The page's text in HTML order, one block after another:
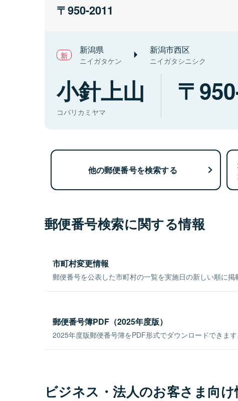
950-2011
新潟県
ニイガタケン
新潟市西区
ニイガタシニシク
小針上山
コバリカミヤマ
他の郵便番号を検索する
郵便番号検索に関する情報
市町村変更情報
郵便番号を公表した市町村の一覧を実施日の新しい順に掲
郵便番号簿PDF（2025年度版）
2025年度版郵便番号簿をPDF形式でダウンロードできます
ビジネス・法人のお客さま向け